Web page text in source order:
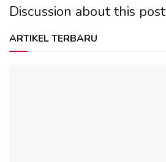
Discussion about this post
ARTIKEL TERBARU